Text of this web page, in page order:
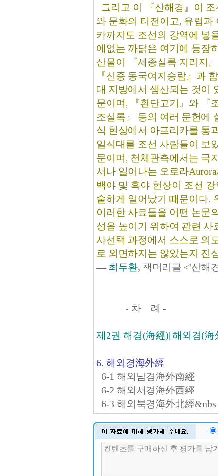
그리고 이 『산해경』이
와 문화의 터전이고, 유럽과
카까지도 조선의 강역에 넣
에없는 까닭은 여기에 등장
산물이 『세종실록 지리지
『신증 동국여지승람』과
대 지방에서 생산되는 것이
문이며, 『환단고기』와 『
조실록』 등의 여러 문헌에
식 현상에서 아프리카를 통
일식대를 조선 사람들이 보
문이며, 천체관측에서는 극
서나 일어나는 오로라
백야 및 흑야 현상이 조선
숱하게 일어났기 때문이다.
이러한 사료들을 어떤 논문
성을 높이기 위하여 관련 사
사선택 과정에서 스스로 의
로 외면하지는 않았는지 진
― 최두환, 책머리글 <'산해
- 차 례 -
제2권 해경(海經)[해외경(
6. 해외경海外經
6-1 해외남경海外南經
6-2 해외서경海外西經
6-3 해외북경海外北經&nbs